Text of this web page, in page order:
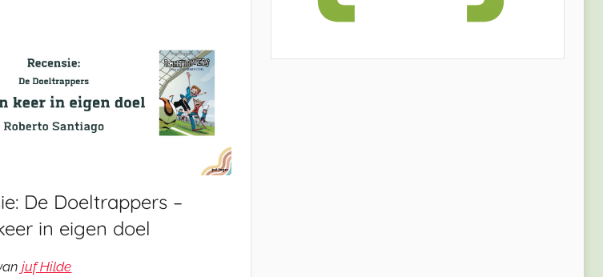
De Doeltrappers –
in eigen doel
juf Hilde